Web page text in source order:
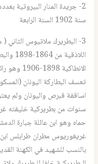
سنة 1902 السنة الرابعة
3- البطريرك ملاتيوس الثاني
تعسف البطاركة اليونان
اساقفة قبرص واليونان ولم
سنوات من بطريركية خليفته
حماه وهو ابن عائلة جبارة
غريغوريوس مطران طرابلس
بالنسب للشهيد في الكهنة